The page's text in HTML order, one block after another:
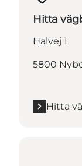
Hitta
Halvej 1
5800
Hitta